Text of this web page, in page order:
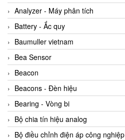
Accepta Vietnam
ACCUMAC Vietnam
AccuWeb Vietnam
Acey
ACOEM Vietnam
ADCA Vietnam
ADFweb Vietnam
Adler Vietnam
Ados Vietnam
Analyzer - Máy phân tích
Battery - Ắc quy
Baumuller vietnam
Bea Sensor
Beacon
Beacons - Đèn hiệu
Bearing - Vòng bi
Bộ chia tín hiệu analog
Bộ điều chỉnh điện áp công nghiệp